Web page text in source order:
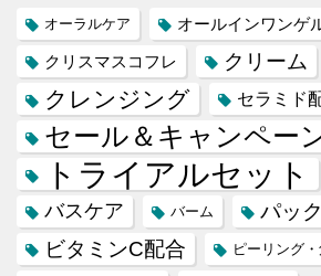
オーラルケア
オールインワンゲ
クリスマスコフレ
クリーム
クレンジング セラミド
セール＆キャンペー
トライアルセット
バスケア
バーム
パッ
ビタミンC配合
ピーリング